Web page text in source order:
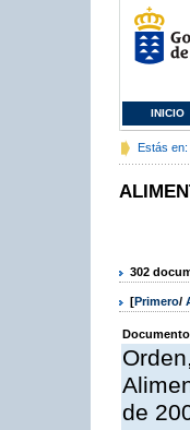
INICIO
Estás en:
302
[Primero/
de